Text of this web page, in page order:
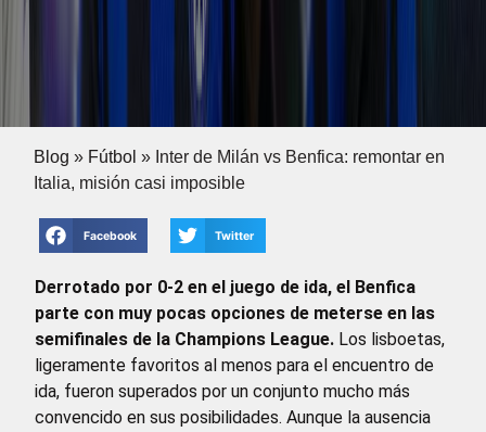
Blog » Fútbol » Inter de Milán vs Benfica: remontar en
Italia, misión casi imposible
Facebook Twitter
Derrotado por 0-2 en el juego de ida, el Benfica
parte con muy pocas opciones de meterse en las
semifinales de la Champions League. Los lisboetas,
ligeramente favoritos al menos para el encuentro de
ida, fueron superados por un conjunto mucho más
convencido en sus posibilidades. Aunque la ausencia